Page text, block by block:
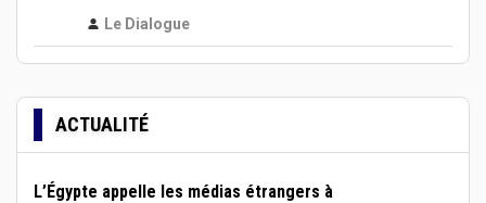
Le Dialogue
ACTUALITÉ
L’Égypte appelle les médias étrangers à